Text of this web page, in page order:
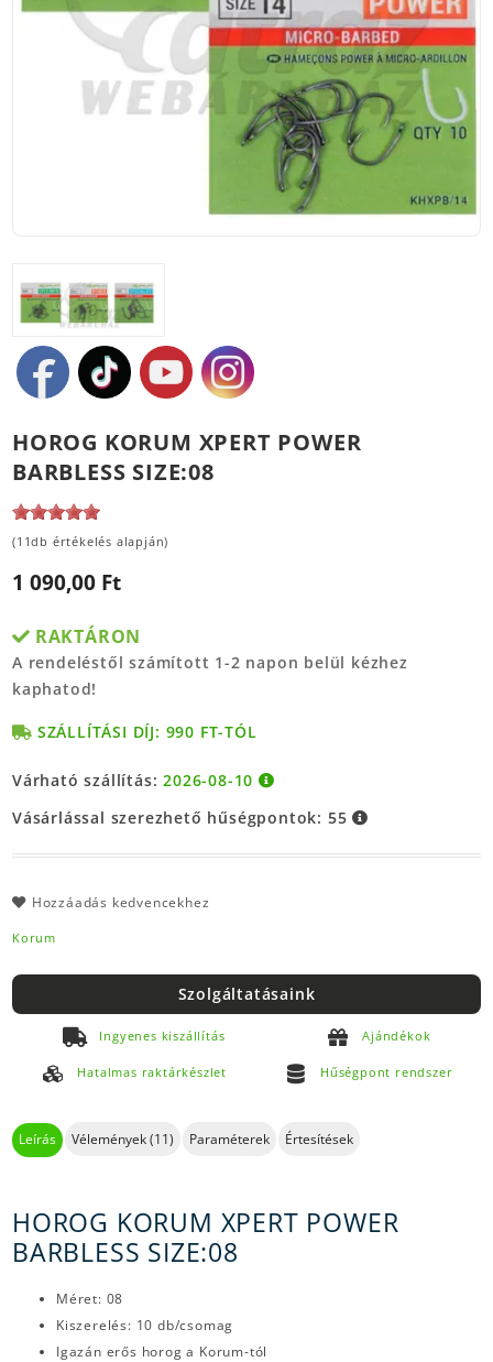
HOROG KORUM XPERT POWER
BARBLESS SIZE:08
(11db értékelés alapján)
1 090,00 Ft
RAKTÁRON
A rendeléstől számított 1-2 napon belül kézhez
kaphatod!
SZÁLLÍTÁSI DÍJ: 990 FT-TÓL
Várható szállítás:2026-08-10
Vásárlással szerezhető hűségpontok: 55
Hozzáadás kedvencekhez
Korum
Szolgáltatásaink
Ingyenes kiszállítás Ajándékok
Hatalmas raktárkészlet Hűségpont rendszer
Leírás Vélemények (11) Paraméterek Értesítések
HOROG KORUM XPERT POWER
BARBLESS SIZE:08
Méret: 08
Kiszerelés: 10 db/csomag
Igazán erős horog a Korum-tól